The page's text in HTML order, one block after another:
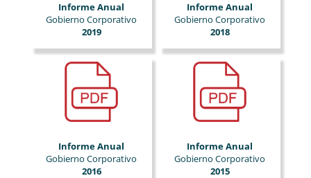
Informe Anual
Gobierno Corporativo
2019
Informe Anual
Gobierno Corporativo
2018
Informe Anual
Gobierno Corporativo
2016
Informe Anual
Gobierno Corporativo
2015